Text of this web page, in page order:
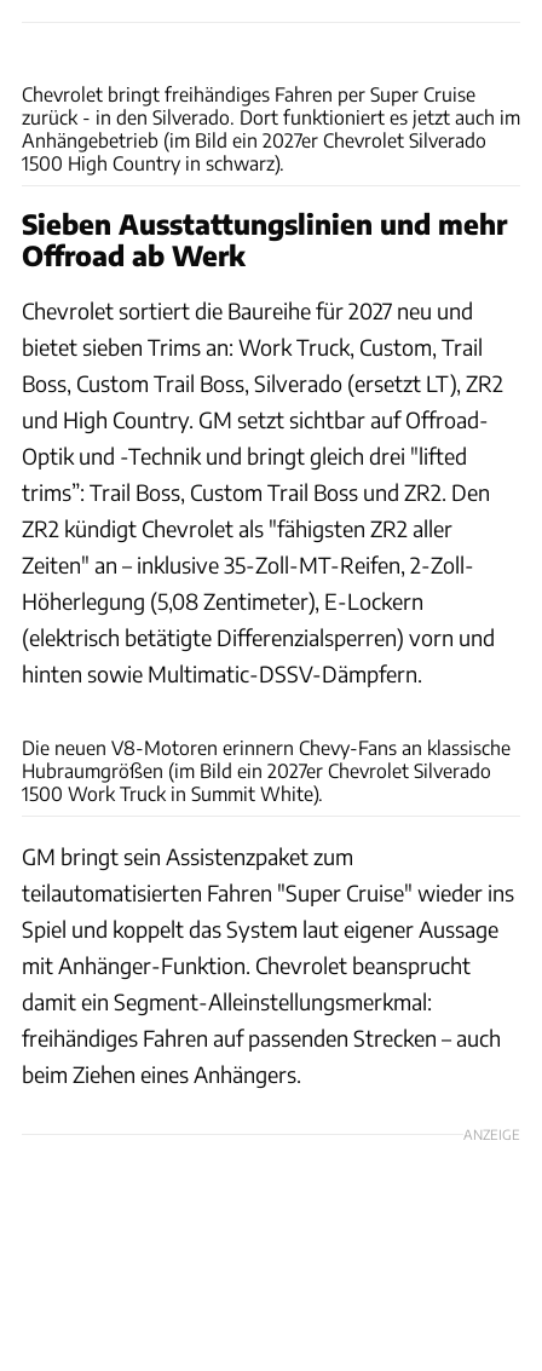
Chevrolet bringt freihändiges Fahren per Super Cruise
zurück - in den Silverado. Dort funktioniert es jetzt auch im
Anhängebetrieb (im Bild ein 2027er Chevrolet Silverado
1500 High Country in schwarz).
Sieben Ausstattungslinien und mehr
Offroad ab Werk
Chevrolet sortiert die Baureihe für 2027 neu und
bietet sieben Trims an: Work Truck, Custom, Trail
Boss, Custom Trail Boss, Silverado (ersetzt LT), ZR2
und High Country. GM setzt sichtbar auf Offroad-
Optik und -Technik und bringt gleich drei "lifted
trims”: Trail Boss, Custom Trail Boss und ZR2. Den
ZR2 kündigt Chevrolet als "fähigsten ZR2 aller
Zeiten" an – inklusive 35-Zoll-MT-Reifen, 2-Zoll-
Höherlegung (5,08 Zentimeter), E-Lockern
(elektrisch betätigte Differenzialsperren) vorn und
hinten sowie Multimatic-DSSV-Dämpfern.
Die neuen V8-Motoren erinnern Chevy-Fans an klassische
Hubraumgrößen (im Bild ein 2027er Chevrolet Silverado
1500 Work Truck in Summit White).
GM bringt sein Assistenzpaket zum
teilautomatisierten Fahren "Super Cruise" wieder ins
Spiel und koppelt das System laut eigener Aussage
mit Anhänger-Funktion. Chevrolet beansprucht
damit ein Segment-Alleinstellungsmerkmal:
freihändiges Fahren auf passenden Strecken – auch
beim Ziehen eines Anhängers.
ANZEIGE